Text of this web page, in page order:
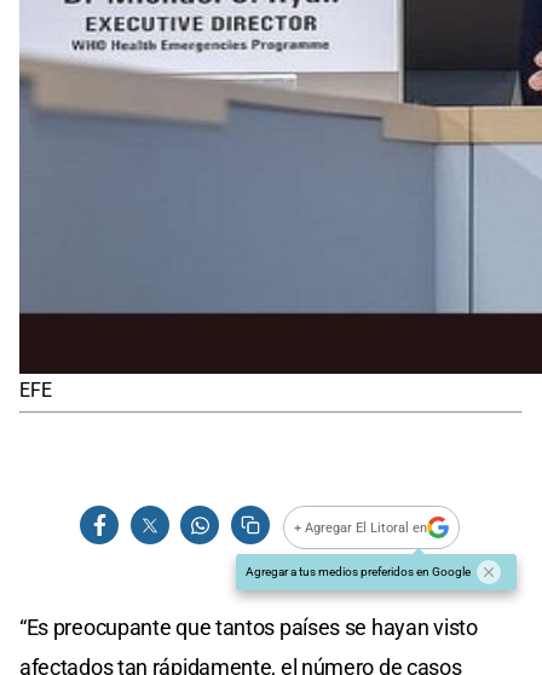
EFE
+ Agregar El Litoral en
Agregar a tus medios preferidos en Google
“Es preocupante que tantos países se hayan visto
afectados tan rápidamente, el número de casos